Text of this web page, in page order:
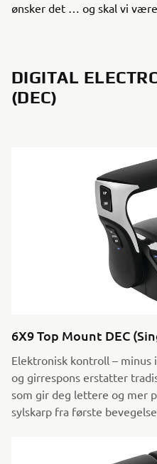
ønsker det … og skal vi
DIGITAL
(DEC)
6X9 Top Mount DEC
Elektronisk kontroll – minus
og girrespons erstatter
som gir deg lettere og mer
sylskarp fra første